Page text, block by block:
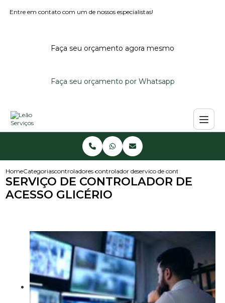
Entre em contato com um de nossos especialistas!
Faça seu orçamento agora mesmo
Faça seu orçamento por Whatsapp
HomeCategoriascontroladores de acessocontrolador de acesso noturno
servico de controlador de
SERVIÇO DE CONTROLADOR DE
ACESSO GLICÉRIO